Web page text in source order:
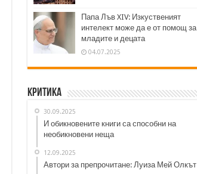
Папа Лъв XIV: Изкуственият
интелект може да е от помощ за
младите и децата
04.07.2025
Критика
30.09.2025
И обикновените книги са способни на
необикновени неща
12.09.2025
Автори за препрочитане: Луиза Мей Олкът